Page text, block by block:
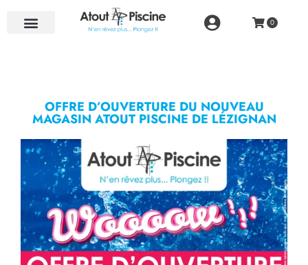
OFFRE D’OUVERTURE DU NOUVEAU
MAGASIN ATOUT PISCINE DE LÉZIGNAN